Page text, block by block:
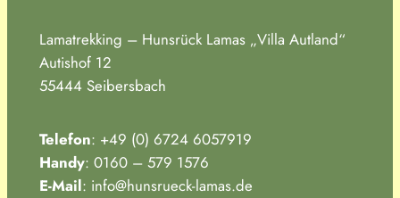
Lamatrekking – Hunsrück Lamas „Villa Autland“
Autishof 12
55444 Seibersbach
Telefon: +49 (0) 6724 6057919
Handy: 0160 – 579 1576
E-Mail: info@hunsrueck-lamas.de